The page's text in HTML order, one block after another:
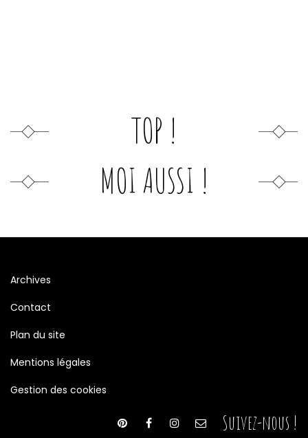
TOP !
MOI AUSSI !
Archives
Contact
Plan du site
Mentions légales
Gestion des cookies
Suivez-nous !